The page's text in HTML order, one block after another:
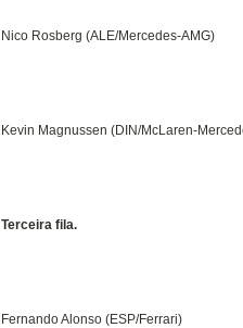
Nico Rosberg (ALE/Mercedes-AMG)
Kevin Magnussen (DIN/McLaren-
Terceira fila.
Fernando Alonso (ESP/Ferrari)